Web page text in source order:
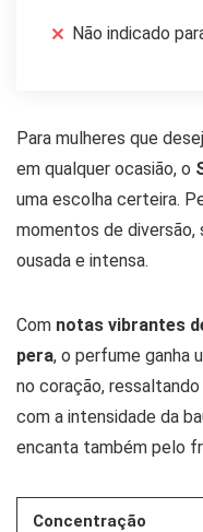
Não indicado
Para mulheres que
em qualquer ocasião, o
uma escolha certeira.
momentos de diversão,
ousada e intensa.
Com notas vibrantes
pera, o perfume ganha
no coração,
com a intensidade da
encanta também pelo
Concentração